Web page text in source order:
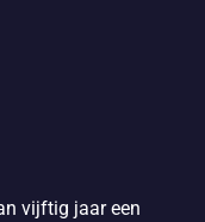
vijftig jaar een